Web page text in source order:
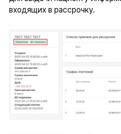
входящих в рассрочку.